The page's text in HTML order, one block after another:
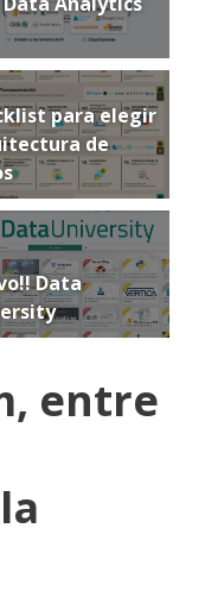
para elegir
de
Data
entre